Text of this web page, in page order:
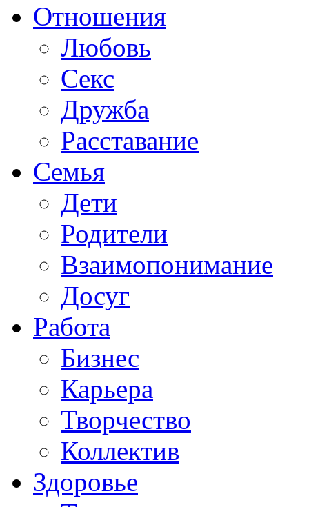
Отношения
Любовь
Секс
Дружба
Расставание
Семья
Дети
Родители
Взаимопонимание
Досуг
Работа
Бизнес
Карьера
Творчество
Коллектив
Здоровье